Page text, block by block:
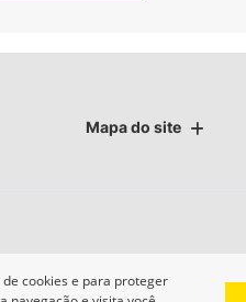
Mapa do site
cookies e para proteger